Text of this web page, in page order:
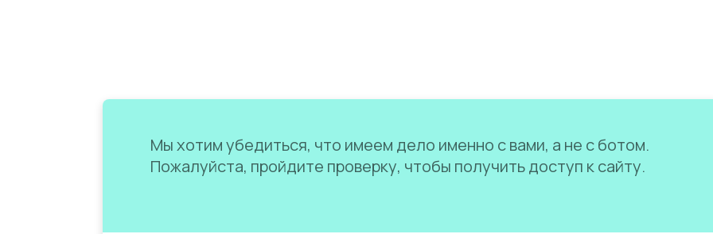
Мы хотим убедиться, что имеем дело именно с вами, а не с ботом.
Пожалуйста, пройдите проверку, чтобы получить доступ к сайту.